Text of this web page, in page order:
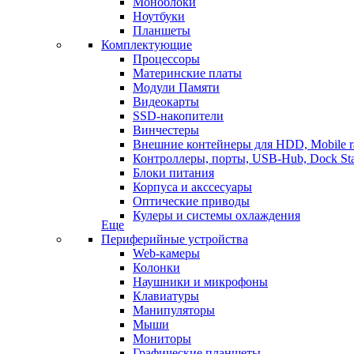
Ноутбуки
Планшеты
Комплектующие
Процессоры
Материнские платы
Модули Памяти
Видеокарты
SSD-накопители
Винчестеры
Внешние контейнеры для HDD, Mobile
Контроллеры, порты, USB-Hub, Dock
Блоки питания
Корпуса и акссесуары
Оптические приводы
Кулеры и системы охлаждения
Еще
Периферийные устройства
Web-камеры
Колонки
Наушники и микрофоны
Клавиатуры
Манипуляторы
Мыши
Мониторы